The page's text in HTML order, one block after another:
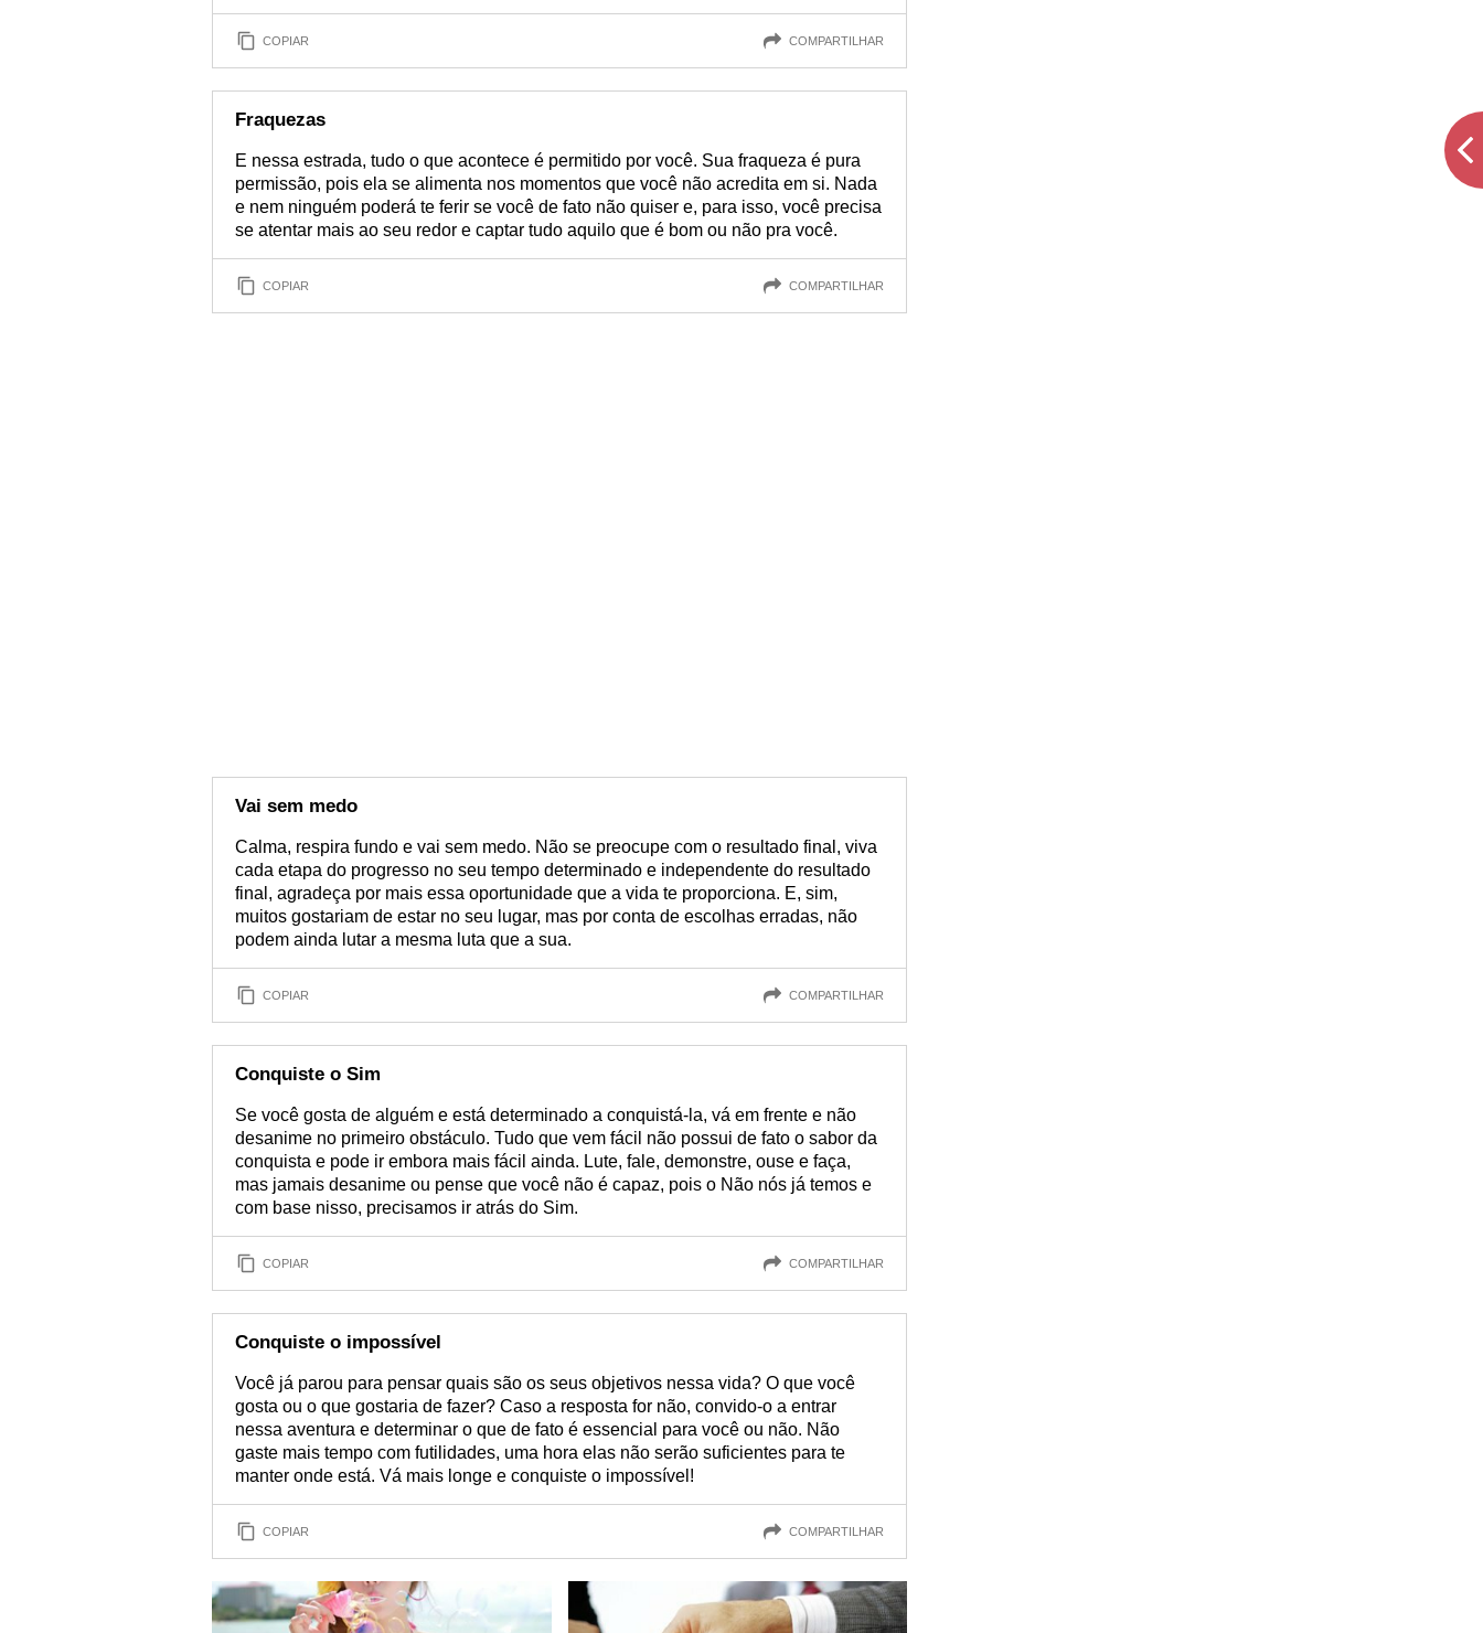
COPIAR COMPARTILHAR
Fraquezas
E nessa estrada, tudo o que acontece é permitido por você. Sua fraqueza é pura
permissão, pois ela se alimenta nos momentos que você não acredita em si. Nada
e nem ninguém poderá te ferir se você de fato não quiser e, para isso, você precisa
se atentar mais ao seu redor e captar tudo aquilo que é bom ou não pra você.
COPIAR COMPARTILHAR
Vai sem medo
Calma, respira fundo e vai sem medo. Não se preocupe com o resultado final, viva
cada etapa do progresso no seu tempo determinado e independente do resultado
final, agradeça por mais essa oportunidade que a vida te proporciona. E, sim,
muitos gostariam de estar no seu lugar, mas por conta de escolhas erradas, não
podem ainda lutar a mesma luta que a sua.
COPIAR COMPARTILHAR
Conquiste o Sim
Se você gosta de alguém e está determinado a conquistá-la, vá em frente e não
desanime no primeiro obstáculo. Tudo que vem fácil não possui de fato o sabor da
conquista e pode ir embora mais fácil ainda. Lute, fale, demonstre, ouse e faça,
mas jamais desanime ou pense que você não é capaz, pois o Não nós já temos e
com base nisso, precisamos ir atrás do Sim.
COPIAR COMPARTILHAR
Conquiste o impossível
Você já parou para pensar quais são os seus objetivos nessa vida? O que você
gosta ou o que gostaria de fazer? Caso a resposta for não, convido-o a entrar
nessa aventura e determinar o que de fato é essencial para você ou não. Não
gaste mais tempo com futilidades, uma hora elas não serão suficientes para te
manter onde está. Vá mais longe e conquiste o impossível!
COPIAR COMPARTILHAR